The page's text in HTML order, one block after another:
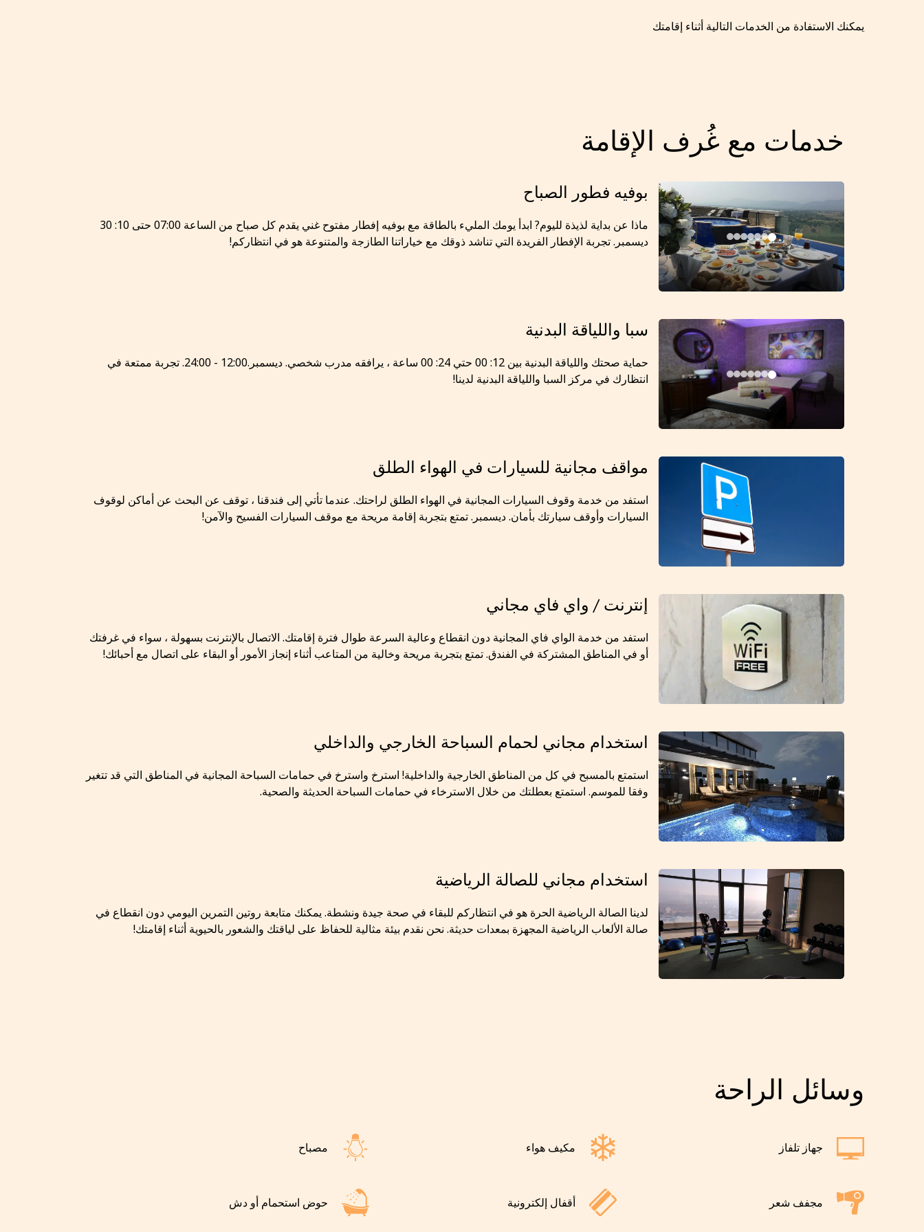
يمكنك الاستفادة من الخدمات التالية أثناء إقامتك
خدمات مع غُرف الإقامة
بوفيه فطور الصباح
ماذا عن بداية لذيذة لليوم? ابدأ يومك المليء بالطاقة مع بوفيه إفطار مفتوح غني يقدم كل صباح من الساعة 07:00 حتى 10: 30
ديسمبر. تجربة الإفطار الفريدة التي تناشد ذوقك مع خياراتنا الطازجة والمتنوعة هو في انتظاركم!
سبا واللياقة البدنية
حماية صحتك واللياقة البدنية بين 12: 00 حتي 24: 00 ساعة ، يرافقه مدرب شخصي. ديسمبر.12:00 - 24:00. تجربة ممتعة في
انتظارك في مركز السبا واللياقة البدنية لدينا!
مواقف مجانية للسيارات في الهواء الطلق
استفد من خدمة وقوف السيارات المجانية في الهواء الطلق لراحتك. عندما تأتي إلى فندقنا ، توقف عن البحث عن أماكن لوقوف
السيارات وأوقف سيارتك بأمان. ديسمبر. تمتع بتجربة إقامة مريحة مع موقف السيارات الفسيح والآمن!
إنترنت / واي فاي مجاني
استفد من خدمة الواي فاي المجانية دون انقطاع وعالية السرعة طوال فترة إقامتك. الاتصال بالإنترنت بسهولة ، سواء في غرفتك
أو في المناطق المشتركة في الفندق. تمتع بتجربة مريحة وخالية من المتاعب أثناء إنجاز الأمور أو البقاء على اتصال مع أحبائك!
استخدام مجاني لحمام السباحة الخارجي والداخلي
استمتع بالمسبح في كل من المناطق الخارجية والداخلية! استرخ واسترخ في حمامات السباحة المجانية في المناطق التي قد تتغير
وفقا للموسم. استمتع بعطلتك من خلال الاسترخاء في حمامات السباحة الحديثة والصحية.
استخدام مجاني للصالة الرياضية
لدينا الصالة الرياضية الحرة هو في انتظاركم للبقاء في صحة جيدة ونشطة. يمكنك متابعة روتين التمرين اليومي دون انقطاع في
صالة الألعاب الرياضية المجهزة بمعدات حديثة. نحن نقدم بيئة مثالية للحفاظ على لياقتك والشعور بالحيوية أثناء إقامتك!
وسائل الراحة
جهاز تلفاز مكيف هواء مصباح
مجفف شعر أقفال إلكترونية حوض استحمام أو دش